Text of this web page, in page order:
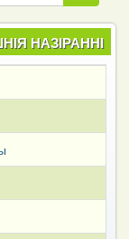
НАЗІРАННІ